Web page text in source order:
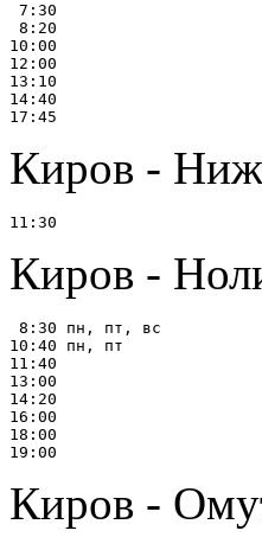
7:30
8:20
10:00
12:00
13:10
14:40
Киров -
Киров -
8:30 пн, пт, вс
10:40 пн, пт
11:40
13:00
14:20
16:00
18:00
Киров -